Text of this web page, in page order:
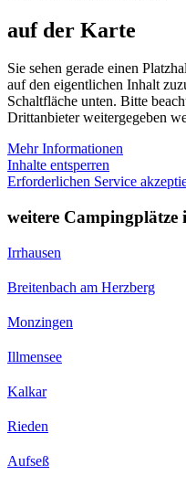
auf der Karte
Sie sehen gerade einen
auf den eigentlichen Inhalt
Schaltfläche unten. Bitte
Drittanbieter weitergegeben
Mehr Informationen
Inhalte entsperren
Erforderlichen Service
weitere Campingplätze
Irrhausen
Breitenbach am Herzberg
Monzingen
Illmensee
Kalkar
Rieden
Aufseß